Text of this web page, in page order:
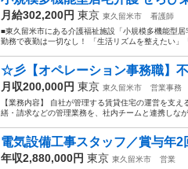
月給302,200円 東京 東久留米市
看護師
■東久留米市にある介護福祉施設「小規模多機能型
勤務で夜勤は一切なし！ 「生活リズムを整えたい」
☆彡【オペレーション事務職】
月収200,000円 東京 東久留米市
営業事務
【業務内容】 自社が管理する賃貸住宅の運営を支
繕・請求などの管理業務を、社内チームと連携しな
電気設備工事スタッフ／賞与年
年収2,880,000円 東京 東久留米市
営業